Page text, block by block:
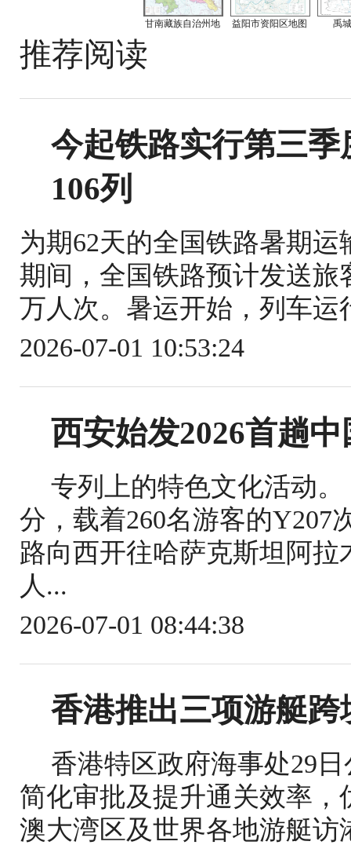
甘南藏族自治州地 益阳市资阳区地图 禹
推荐阅读
今起铁路实行第三
106列
为期62天的全国铁路暑期
期间，全国铁路预计发送旅
万人次。暑运开始，列车
2026-07-01 10:53:24
西安始发2026首趟
专列上的特色文化活动
分，载着260名游客的Y207
路向西开往哈萨克斯坦阿拉
人...
2026-07-01 08:44:38
香港推出三项游艇
香港特区政府海事处29
简化审批及提升通关效率
澳大湾区及世界各地游艇